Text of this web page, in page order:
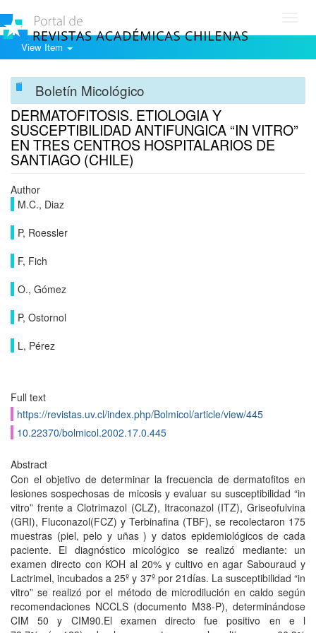
View Item
Boletín Micológico
DERMATOFITOSIS. ETIOLOGIA Y
SUSCEPTIBILIDAD ANTIFUNGICA “IN VITRO”
EN TRES CENTROS HOSPITALARIOS DE
SANTIAGO (CHILE)
Author
M.C., Diaz
P, Roessler
F, Fich
O., Gómez
P, Ostornol
L, Pérez
Full text
https://revistas.uv.cl/index.php/Bolmicol/article/view/445
10.22370/bolmicol.2002.17.0.445
Abstract
Con el objetivo de determinar la frecuencia de dermatofitos en
lesiones sospechosas de micosis y evaluar su susceptibilidad “in
vitro” frente a Clotrimazol (CLZ), Itraconazol (ITZ), Griseofulvina
(GRI), Fluconazol(FCZ) y Terbinafina (TBF), se recolectaron 175
muestras (piel, pelo y uñas ) y datos epidemiológicos de cada
paciente. El diagnóstico micológico se realizó mediante: un
examen directo con KOH al 20% y cultivo en agar Sabouraud y
Lactrimel, incubados a 25º y 37º por 21días. La susceptibilidad “in
vitro” se realizó por el método de microdilución en caldo según
recomendaciones NCCLS (documento M38-P), determinándose
CIM 50 y CIM90.El examen directo fue positivo en e l